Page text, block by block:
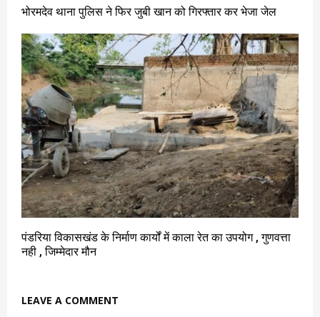
भोरमदेव थाना पुलिस ने फिर जुबी खान को गिरफ्तार कर भेजा जेल
पंडरिया विकासखंड के निर्माण कार्यों में काला रेत का उपयोग , गुणवत्ता
नही , जिम्मेदार मौन
LEAVE A COMMENT